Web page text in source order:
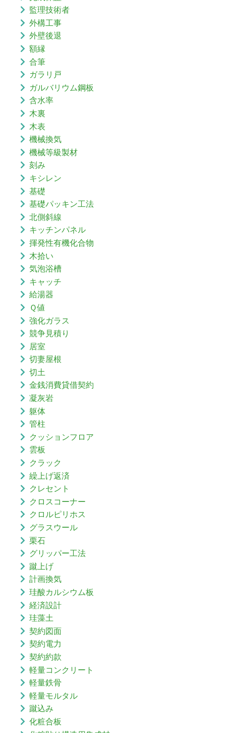
監理技術者
外構工事
外壁後退
額縁
合筆
ガラリ戸
ガルバリウム鋼板
含水率
木裏
木表
機械換気
機械等級製材
刻み
キシレン
基礎
基礎パッキン工法
北側斜線
キッチンパネル
揮発性有機化合物
木拾い
気泡浴槽
キャッチ
給湯器
Ｑ値
強化ガラス
競争見積り
居室
切妻屋根
切土
金銭消費貸借契約
凝灰岩
躯体
管柱
クッションフロア
雲板
クラック
繰上げ返済
クレセント
クロスコーナー
クロルピリホス
グラスウール
栗石
グリッパー工法
蹴上げ
計画換気
珪酸カルシウム板
経済設計
珪藻土
契約図面
契約電力
契約約款
軽量コンクリート
軽量鉄骨
軽量モルタル
蹴込み
化粧合板